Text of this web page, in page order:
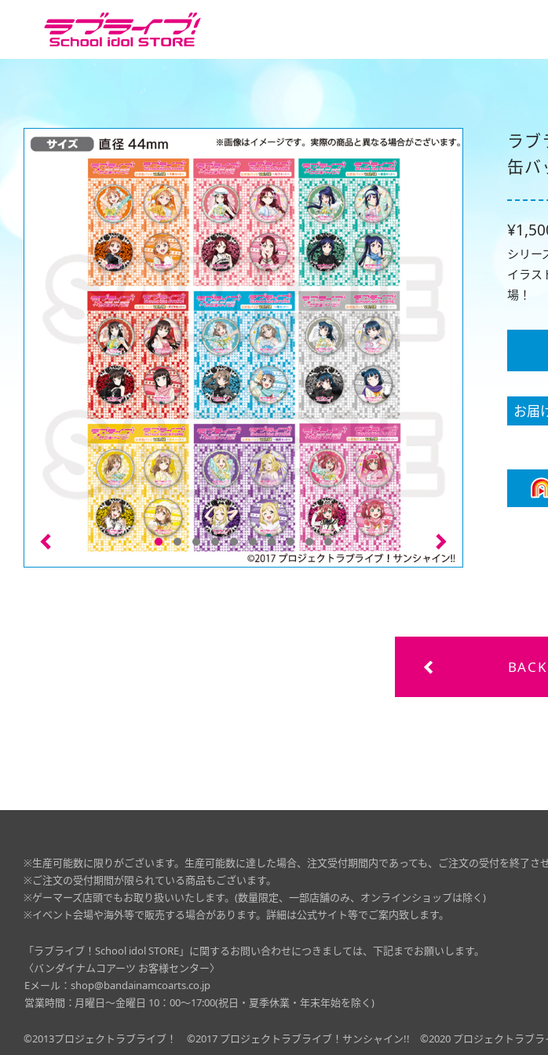
ラ
缶バ
シリー
イラス
場！
お届
※生産可能数に限りがございます。生産可能数に達した場合、注文受付期間内であっても、ご注文の受付を終了さ
※ご注文の受付期間が限られている商品もございます。
※ゲーマーズ店頭でもお取り扱いいたします。(数量限定、一部店舗のみ、オンラインショップは除く)
※イベント会場や海外等で販売する場合があります。詳細は公式サイト等でご案内致します。
「ラブライブ！School idol STORE」に関するお問い合わせにつきましては、下記までお願いします。
〈バンダイナムコアーツ お客様センター〉
Eメール： shop@bandainamcoarts.co.jp
営業時間： 月曜日～金曜日 10：00～17:00(祝日・夏季休業・年末年始を除く)
©2013プロジェクトラブライブ！ ©2017 プロジェクトラブライブ！サンシャイン!! ©2020 プロジェクトラブ